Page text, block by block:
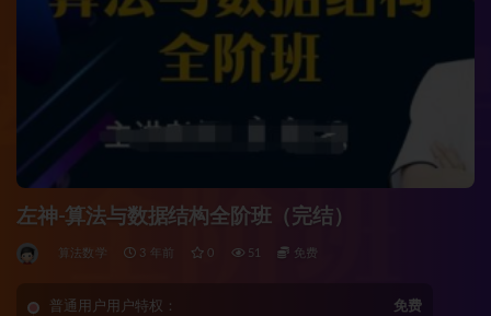
左神-算法与数据结构全阶班（完结）
算法数学 3 年前 0 51 免费
普通用户用户特权： 免费